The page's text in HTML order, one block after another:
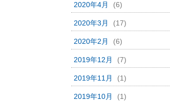
2020年4月 (6)
2020年3月 (17)
2020年2月 (6)
2019年12月 (7)
2019年11月 (1)
2019年10月 (1)